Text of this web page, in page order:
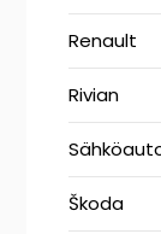
Renault
Rivian
Škoda